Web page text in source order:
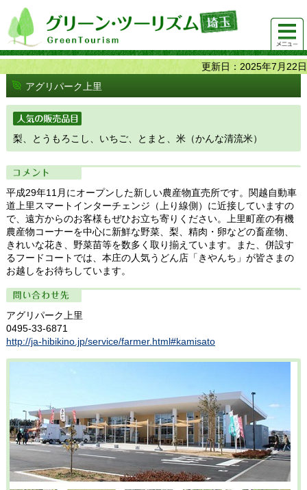
グリーンツーリズム埼玉 緑豊かな農山村で 楽しく！
美味しく！
メニュ
ー
更新日：2025年7月22日
アグリパーク上里
人気の販売品目
梨、とうもろこし、いちご、とまと、米（かんな清流米）
コメント
平成29年11月にオープンした新しい農産物直売所です。関越自動車
道上里スマートインターチェンジ（上り線側）に近接していますの
で、遠方からのお客様もぜひお立ち寄りください。上里町産の有機
農産物コーナーを中心に新鮮な野菜、梨、精肉・卵などの畜産物、
きれいな花き、野菜苗等を数多く取り揃えています。また、併設す
るフードコートでは、本庄の人気うどん店「きやんち」が皆さまの
お越しをお待ちしています。
問い合わせ先
アグリパーク上里
0495-33-6871
http://ja-hibikino.jp/service/farmer.html#kamisato